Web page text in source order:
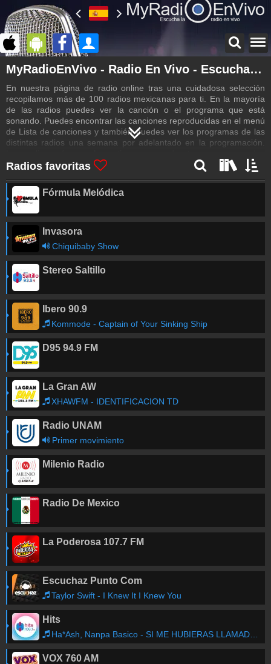
Inicio de sesión
¡Crea una cuenta propia!
Contacto
¡Escríbenos!
Lista de canciones
Estos suenan en la radio
Programas de radio
Noticias de radio
Las noticias de radio más recientes
Colaboración
¡Envía tu radio!
Inserción de la radio
Inclúyelo a tu sitio web
MyRadioEnVivo - Radio En Vivo - Escucha Emisoras de Radio
En nuestra página de radio online tras una cuidadosa selección
recopilamos más de 100 radios mexicanas para ti. En la mayoría
de las radios puedes ver la canción o el programa que está
sonando. Puedes encontrar las canciones reproducidas en el menú
de Lista de canciones y también puedes ver los programas de las
distintas radios una semana por adelantado en la programación.
volver a escuchar los programas.
Radios favoritas
Fórmula Melódica
Invasora
Chiquibaby Show
Stereo Saltillo
Ibero 90.9
Kommode - Captain of Your Sinking Ship
D95 94.9 FM
La Gran AW
XHAWFM - IDENTIFICACION TD
Radio UNAM
Primer movimiento
Milenio Radio
Radio De Mexico
La Poderosa 107.7 FM
Escuchaz Punto Com
Taylor Swift - I Knew It I Knew You
Hits
Ha*Ash, Nanpa Basico - SI ME HUBIERAS LLAMADO AYER
VOX 760 AM